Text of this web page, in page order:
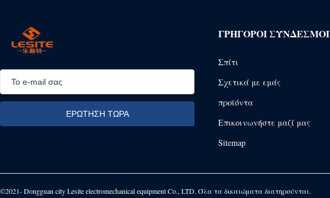
ΓΡΉΓΟΡΟΙ ΣΎΝΔΕΣΜΟΙ
Σπίτι
Σχετικά με εμάς
προϊόντα
Επικοινωνήστε μαζί μας
Sitemap
©2021- Dongguan city Lesite electromechanical equipment Co., LTD. Όλα τα δικαιώματα διατηρούνται.